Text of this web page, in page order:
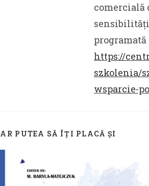
comercială
programată
https://
szkolenia/
wsparcie-
AR PUTEA SĂ ÎȚI PLACĂ ȘI